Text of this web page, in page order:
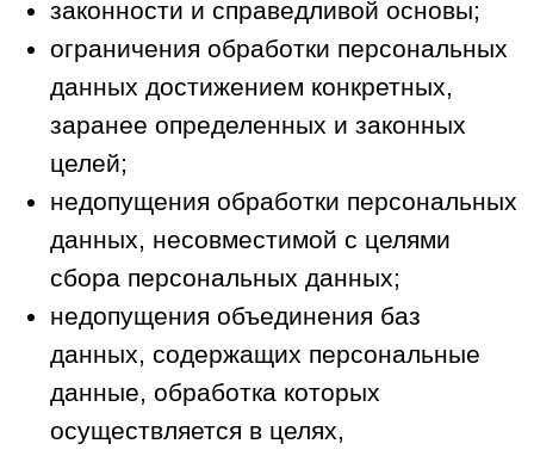
законом, для осуществления и
выполнения возложенных
законодательством Российской
Федерации на оператора функций,
полномочий и обязанностей;
необходима для исполнения договора,
стороной которого либо
выгодоприобретателем или
поручителем, по которому является
субъект персональных данных, а
также для заключения договора по
данных или договора, по которому
субъект персональных данных будет
являться выгодоприобретателем или
поручителем.